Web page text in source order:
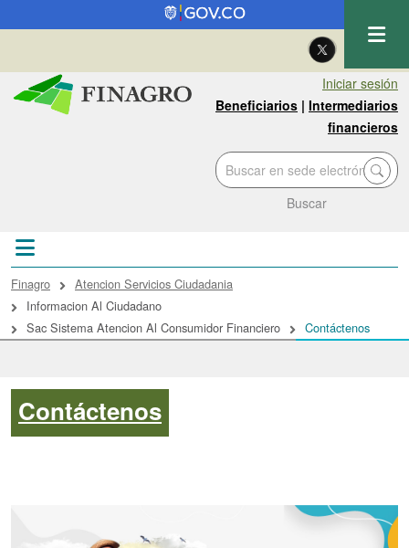
Pasar al contenido principal
| Eng
Iniciar sesión
Beneficiarios | Intermediarios
financieros
Buscar
enlaces de ayuda a la
Finagro
Atencion Servicios Ciudadania
Informacion Al Ciudadano
Sac Sistema Atencion Al Consumidor Financiero
Contáctenos
Contáctenos